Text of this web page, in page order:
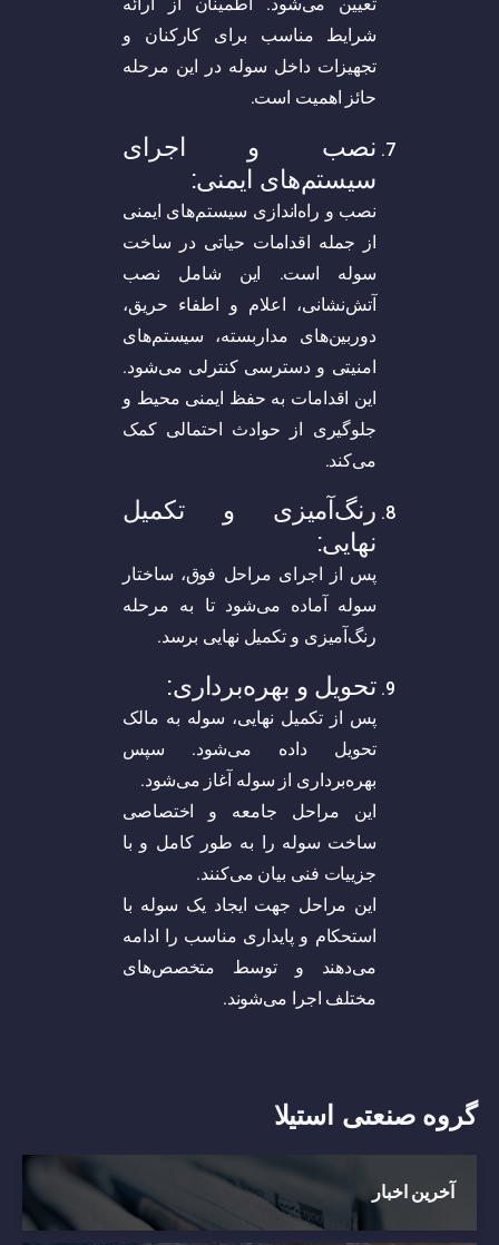
شرایط مناسب برای کارکنان و
تجهیزات داخل سوله در این مرحله
حائز اهمیت است.
نصب و اجرای
سیستم‌های ایمنی:
نصب و راه‌اندازی سیستم‌های ایمنی
از جمله اقدامات حیاتی در ساخت
سوله است. این شامل نصب
آتش‌نشانی، اعلام و اطفاء حریق،
دوربین‌های مداربسته، سیستم‌های
امنیتی و دسترسی کنترلی می‌شود.
این اقدامات به حفظ ایمنی محیط و
جلوگیری از حوادث احتمالی کمک
می‌کند.
رنگ‌آمیزی و تکمیل
نهایی:
پس از اجرای مراحل فوق، ساختار
سوله آماده می‌شود تا به مرحله
رنگ‌آمیزی و تکمیل نهایی برسد.
تحویل و بهره‌برداری:
پس از تکمیل نهایی، سوله به مالک
تحویل داده می‌شود. سپس
بهره‌برداری از سوله آغاز می‌شود.
این مراحل جامعه و اختصاصی
ساخت سوله را به طور کامل و با
جزییات فنی بیان می‌کنند.
این مراحل جهت ایجاد یک سوله با
استحکام و پایداری مناسب را ادامه
می‌دهند و توسط متخصص‌های
مختلف اجرا می‌شوند.
گروه صنعتی استیلا
آخرین اخبار